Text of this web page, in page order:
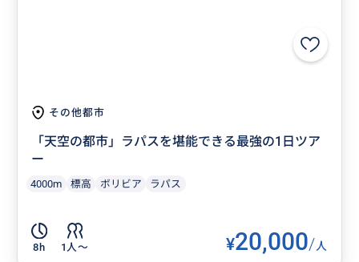
その他都市
「天空の都市」ラパスを堪能できる最強の1日ツア
ー
4000m 標高 ボリビア ラパス
8h 1人〜 ¥20,000/人